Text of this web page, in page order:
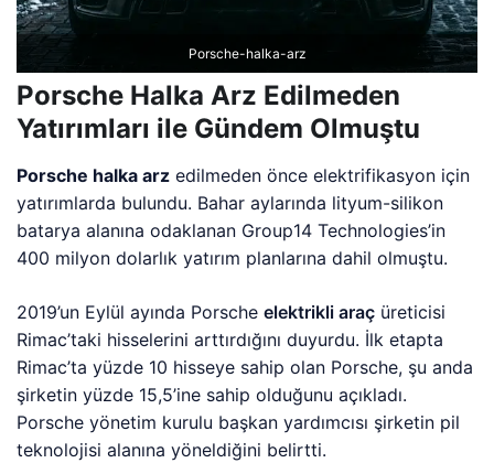
Porsche-halka-arz
Porsche Halka Arz Edilmeden
Yatırımları ile Gündem Olmuştu
Porsche halka arz edilmeden önce elektrifikasyon için
yatırımlarda bulundu. Bahar aylarında lityum-silikon
batarya alanına odaklanan Group14 Technologies’in
400 milyon dolarlık yatırım planlarına dahil olmuştu.
2019’un Eylül ayında Porscheelektrikli araç üreticisi
Rimac’taki hisselerini arttırdığını duyurdu. İlk etapta
Rimac’ta yüzde 10 hisseye sahip olan Porsche, şu anda
şirketin yüzde 15,5’ine sahip olduğunu açıkladı.
Porsche yönetim kurulu başkan yardımcısı şirketin pil
teknolojisi alanına yöneldiğini belirtti.